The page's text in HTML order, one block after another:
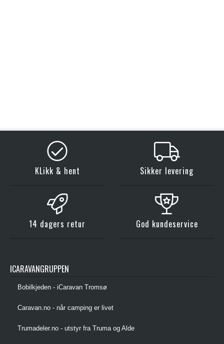
KLikk & hent Sikker levering
14 dagers retur God kundeservice
ICARAVANGRUPPEN
Bobilkjeden - iCaravan Tromsø
Caravan.no - når camping er livet
Trumadeler.no - utstyr fra Truma og Alde